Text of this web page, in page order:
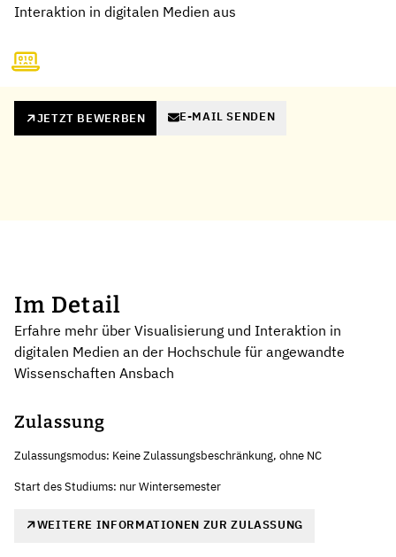
Interaktion in digitalen Medien aus
JETZT BEWERBEN E-MAIL SENDEN
Im Detail
Erfahre mehr über Visualisierung und Interaktion in
digitalen Medien an der Hochschule für angewandte
Wissenschaften Ansbach
Zulassung
Zulassungsmodus: Keine Zulassungsbeschränkung, ohne NC
Start des Studiums: nur Wintersemester
WEITERE INFORMATIONEN ZUR ZULASSUNG